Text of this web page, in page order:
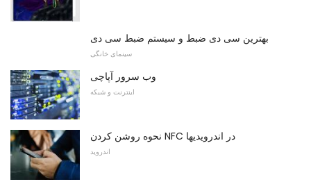
بهترین سی دی ضبط و سیستم ضبط سی دی
سینمای خانگی
وب سرور آپاچی
اینترنت و شبکه
نحوه روشن کردن NFC در اندرویدیها
اندروید